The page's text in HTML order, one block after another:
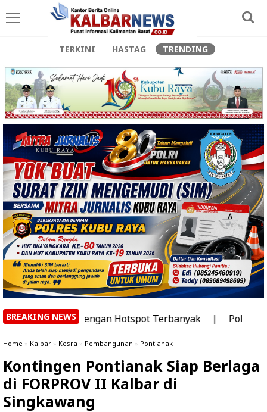
TERKINI HASTAG TRENDING
BREAKING NEWS
dengan Hotspot Terbanyak | Polres Sekadau
Home » Kalbar » Kesra » Pembangunan » Pontianak
Kontingen Pontianak Siap Berlaga
di FORPROV II Kalbar di
Singkawang